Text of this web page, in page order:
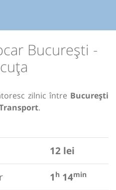
București -
zilnic între București
.
12 lei
1 h 14min